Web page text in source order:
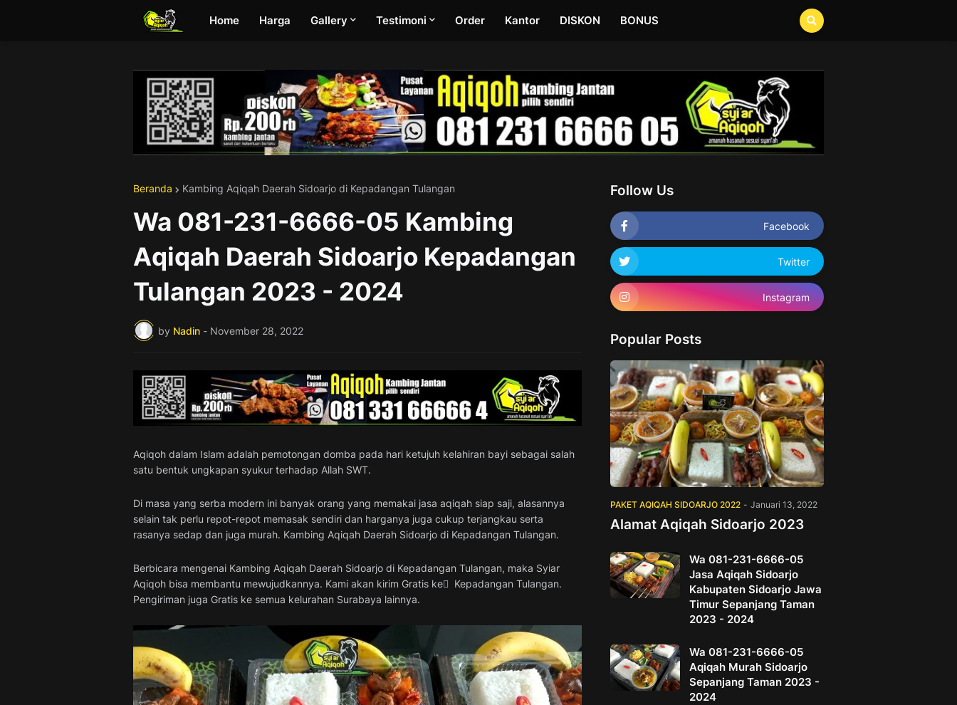
Home Harga Gallery Testimoni Order Kantor DISKON BONUS
Beranda Kambing Aqiqah Daerah Sidoarjo di Kepadangan Tulangan
Wa 081-231-6666-05 Kambing
Aqiqah Daerah Sidoarjo Kepadangan
Tulangan 2023 - 2024
by Nadin - November 28, 2022
Aqiqoh dalam Islam adalah pemotongan domba pada hari ketujuh kelahiran bayi sebagai salah
satu bentuk ungkapan syukur terhadap Allah SWT.
Di masa yang serba modern ini banyak orang yang memakai jasa aqiqah siap saji, alasannya
selain tak perlu repot-repot memasak sendiri dan harganya juga cukup terjangkau serta
rasanya sedap dan juga murah. Kambing Aqiqah Daerah Sidoarjo di Kepadangan Tulangan.
Berbicara mengenai Kambing Aqiqah Daerah Sidoarjo di Kepadangan Tulangan, maka Syiar
Aqiqoh bisa membantu mewujudkannya. Kami akan kirim Gratis ke ِ Kepadangan Tulangan.
Pengiriman juga Gratis ke semua kelurahan Surabaya lainnya.
Follow Us
Facebook
Twitter
Instagram
Popular Posts
PAKET AQIQAH SIDOARJO 2022 - Januari 13, 2022
Alamat Aqiqah Sidoarjo 2023
Wa 081-231-6666-05
Jasa Aqiqah Sidoarjo
Kabupaten Sidoarjo Jawa
Timur Sepanjang Taman
2023 - 2024
Wa 081-231-6666-05
Aqiqah Murah Sidoarjo
Sepanjang Taman 2023 -
2024